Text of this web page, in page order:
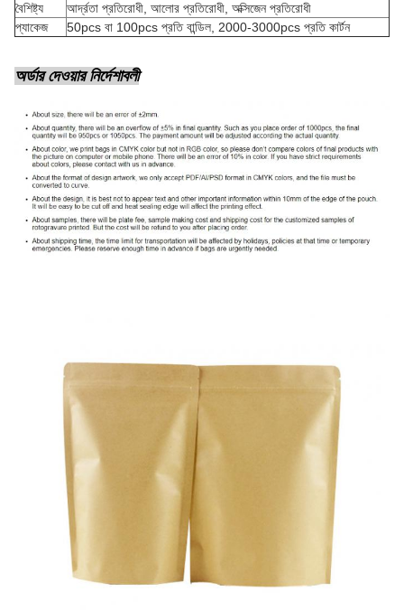
বৈশিষ্ট্য
আর্দ্রতা প্রতিরোধী, আলোর প্রতিরোধী, অক্সিজেন প্রতিরোধী
প্যাকেজ
50pcs বা 100pcs প্রতি বান্ডিল, 2000-3000pcs প্রতি কার্টন
অর্ডার দেওয়ার নির্দেশাবলী